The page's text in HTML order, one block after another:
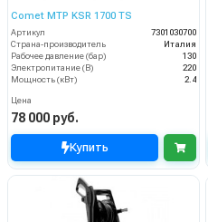
Comet MTP KSR 1700 TS
Артикул
7301030700
Страна-производитель
Италия
Рабочее давление (бар)
130
Электропитание (В)
220
Мощность (кВт)
2.4
Цена
78 000 руб.
Купить